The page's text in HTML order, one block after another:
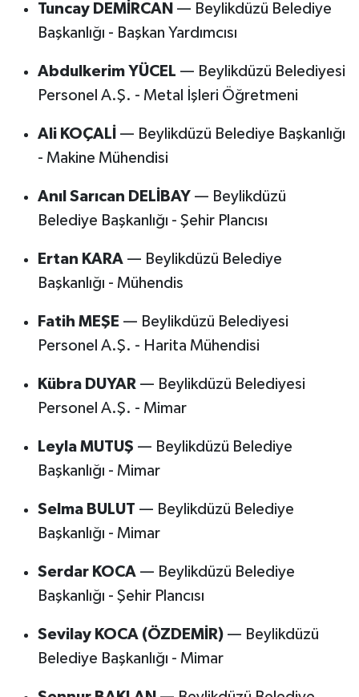
Tuncay DEMİRCAN — Beylikdüzü Belediye
Başkanlığı - Başkan Yardımcısı
Abdulkerim YÜCEL — Beylikdüzü Belediyesi
Personel A.Ş. - Metal İşleri Öğretmeni
Ali KOÇALİ — Beylikdüzü Belediye Başkanlığı
- Makine Mühendisi
Anıl Sarıcan DELİBAY— Beylikdüzü
Belediye Başkanlığı - Şehir Plancısı
Ertan KARA— Beylikdüzü Belediye
Başkanlığı - Mühendis
Fatih MEŞE — Beylikdüzü Belediyesi
Personel A.Ş. - Harita Mühendisi
Kübra DUYAR— Beylikdüzü Belediyesi
Personel A.Ş. - Mimar
Leyla MUTUŞ — Beylikdüzü Belediye
Başkanlığı - Mimar
Selma BULUT — Beylikdüzü Belediye
Başkanlığı - Mimar
Serdar KOCA— Beylikdüzü Belediye
Başkanlığı - Şehir Plancısı
Sevilay KOCA (ÖZDEMİR)— Beylikdüzü
Belediye Başkanlığı - Mimar